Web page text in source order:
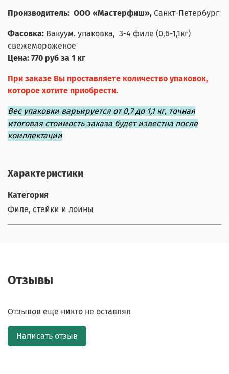
Производитель: ООО «Мастерфиш», Санкт-Петербург
Фасовка: Вакуум. упаковка, 3-4 филе (0,6-1,1кг)
свежемороженое
Цена: 770 руб за 1 кг
При заказе Вы проставляете количество упаковок,
которое хотите приобрести.
Вес упаковки варьируется от 0,7 до 1,1 кг, точная
итоговая стоимость заказа будет известна после
комплектации
Характеристики
Категория
Филе, стейки и лоины
Отзывы
Отзывов еще никто не оставлял
Написать отзыв